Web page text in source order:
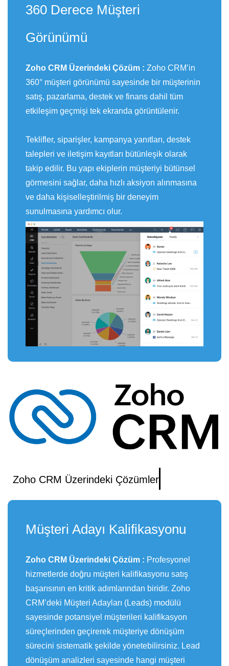
360 Derece Müşteri
Görünümü
Zoho CRM Üzerindeki Çözüm : Zoho CRM’in
360° müşteri görünümü sayesinde bir müşterinin
satış, pazarlama, destek ve finans dahil tüm
etkileşim geçmişi tek ekranda görüntülenir.
Teklifler, siparişler, kampanya yanıtları, destek
talepleri ve iletişim kayıtları bütünleşik olarak
takip edilir. Bu yapı ekiplerin müşteriyi bütünsel
görmesini sağlar, daha hızlı aksiyon alınmasına
ve daha kişiselleştirilmiş bir deneyim
sunulmasına yardımcı olur.
Zoho CRM Üzerindeki Çözümler
Müşteri Adayı Kalifikasyonu
Zoho CRM Üzerindeki Çözüm : Profesyonel
hizmetlerde doğru müşteri kalifikasyonu satış
başarısının en kritik adımlarından biridir. Zoho
CRM’deki Müşteri Adayları (Leads) modülü
sayesinde potansiyel müşterileri kalifikasyon
süreçlerinden geçirerek müşteriye dönüşüm
sürecini sistematik şekilde yönetebilirsiniz. Lead
dönüşüm analizleri sayesinde hangi müşteri